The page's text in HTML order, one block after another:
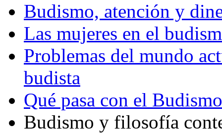
Budismo, atención y
Las mujeres en el
Problemas del mundo
budista
Qué pasa con el
Budismo y filosofía